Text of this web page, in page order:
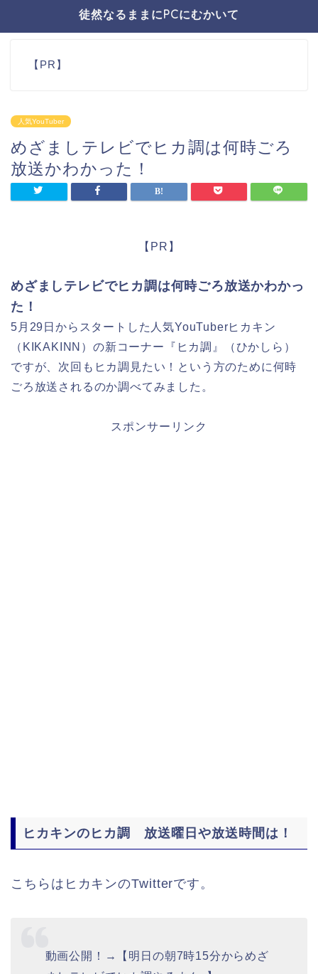
徒然なるままにPCにむかいて
【PR】
人気YouTuber
めざましテレビでヒカ調は何時ごろ
放送かわかった！
【PR】
めざましテレビでヒカ調は何時ごろ放送かわかっ
た！
5月29日からスタートした人気YouTuberヒカキン
（KIKAKINN）の新コーナー『ヒカ調』（ひかしら）
ですが、次回もヒカ調見たい！という方のために何時
ごろ放送されるのか調べてみました。
スポンサーリンク
ヒカキンのヒカ調 放送曜日や放送時間は！
こちらはヒカキンのTwitterです。
動画公開！→【明日の朝7時15分からめざ